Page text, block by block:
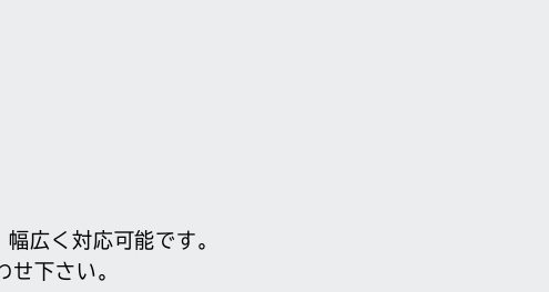
広く対応可能です。
下さい。